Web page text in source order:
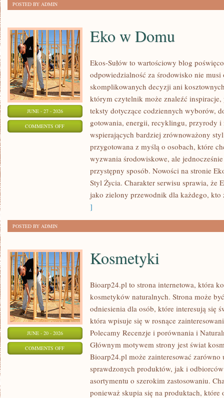
POSTED BY ADMIN
JUNE - 27 - 2026
COMMENTS OFFON
Eko w Domu
Ekos-Sułów to wartościowy blog
odpowiedzialność za środowisko nie
skomplikowanych decyzji ani
którym czytelnik może znaleźć inspiracje,
teksty dotyczące codziennych wyborów,
gotowania, energii, recyklingu, przyrody i
wspierających bardziej zrównoważony styl
przygotowana z myślą o osobach, które
wyzwania środowiskowe, ale
przystępny sposób. Nowości na stronie
Styl Życia. Charakter serwisu sprawia, że
jako zielony przewodnik dla każdego, kto
]
POSTED BY ADMIN
JUNE - 20 - 2026
COMMENTS OFFON
KOSMETYKI
Kosmetyki
Bioarp24.pl to strona internetowa, która
kosmetyków naturalnych. Strona może
odniesienia dla osób, które interesują się
która wpisuje się w rosnące
Polecamy Recenzje i porównania i
Głównym motywem strony jest świat
Bioarp24.pl może zainteresować
sprawdzonych produktów, jak i
asortymentu o szerokim zastosowaniu.
ponieważ skupia się na produktach, które